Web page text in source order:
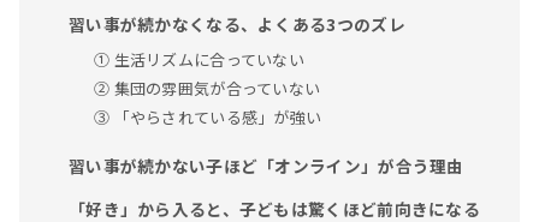
習い事が続かなくなる、よくある3つのズレ
① 生活リズムに合っていない
② 集団の雰囲気が合っていない
③ 「やらされている感」が強い
習い事が続かない子ほど「オンライン」が合う理由
「好き」から入ると、子どもは驚くほど前向きになる